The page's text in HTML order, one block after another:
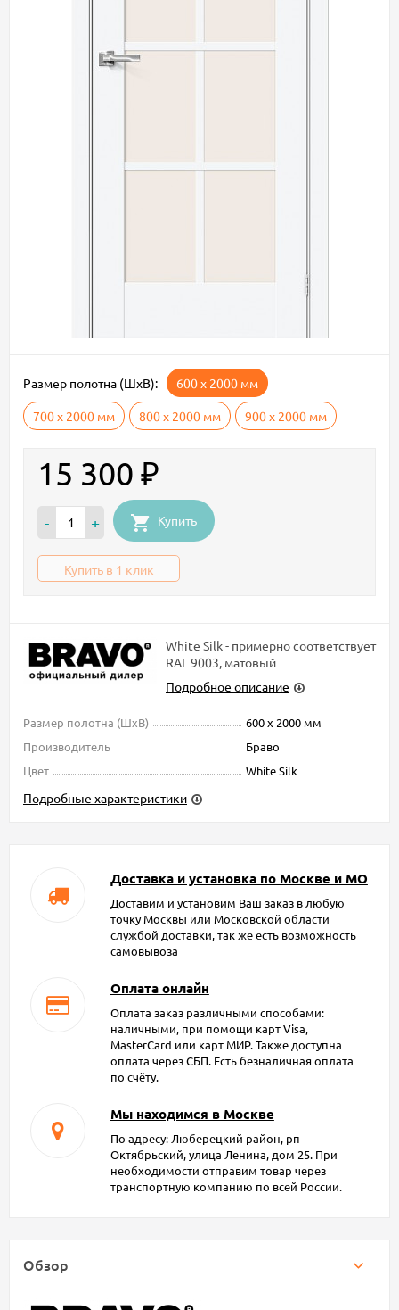
Размер полотна (ШxВ): 600 х 2000 мм
700 х 2000 мм 800 х 2000 мм 900 х 2000 мм
15 300 ₽
- + Купить
Купить в 1 клик
White Silk - примерно соответствует
RAL 9003, матовый
Подробное описание
Размер полотна (ШxВ)
600 х 2000 мм
Производитель
Браво
Цвет
White Silk
Подробные характеристики
Доставка и установка по Москве и МО
Доставим и установим Ваш заказ в любую
точку Москвы или Московской области
службой доставки, так же есть возможность
самовывоза
Оплата онлайн
Оплата заказ различными способами:
наличными, при помощи карт Visa,
MasterCard или карт МИР. Также доступна
оплата через СБП. Есть безналичная оплата
по счёту.
Мы находимся в Москве
По адресу: Люберецкий район, рп
Октябрьский, улица Ленина, дом 25. При
необходимости отправим товар через
транспортную компанию по всей России.
Обзор